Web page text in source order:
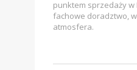
punktem sprzedaży w
fachowe doradztwo,
atmosfera.